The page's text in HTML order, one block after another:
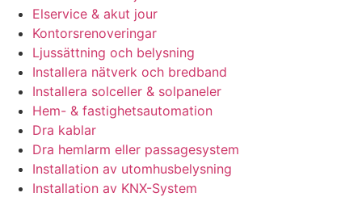
Elservice & akut jour
Kontorsrenoveringar
Ljussättning och belysning
Installera nätverk och bredband
Installera solceller & solpaneler
Hem- & fastighetsautomation
Dra kablar
Dra hemlarm eller passagesystem
Installation av utomhusbelysning
Installation av KNX-System